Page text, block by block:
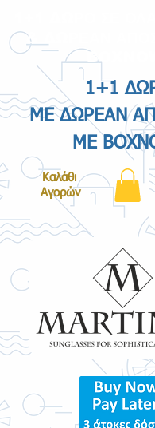
& ΔΩΡΕΑΝ
1+1
ΜΕ ΔΩΡΕΑΝ
ΜΕ
Καλάθι
Αγορών